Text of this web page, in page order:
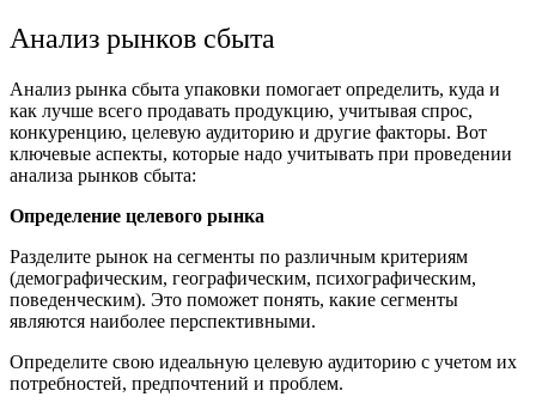
Анализ рынков сбыта
Анализ рынка сбыта упаковки помогает определить, куда и
как лучше всего продавать продукцию, учитывая спрос,
конкуренцию, целевую аудиторию и другие факторы. Вот
ключевые аспекты, которые надо учитывать при проведении
анализа рынков сбыта:
Определение целевого рынка
Разделите рынок на сегменты по различным критериям
(демографическим, географическим, психографическим,
поведенческим). Это поможет понять, какие сегменты
являются наиболее перспективными.
Определите свою идеальную целевую аудиторию с учетом их
потребностей, предпочтений и проблем.